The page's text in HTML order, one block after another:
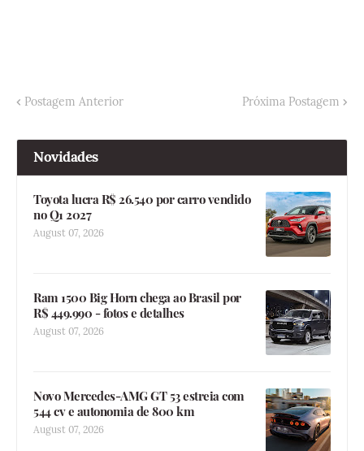
Postagem Anterior Próxima Postagem
Novidades
Toyota lucra R$ 26.540 por carro vendido
no Q1 2027
August 07, 2026
Ram 1500 Big Horn chega ao Brasil por
R$ 449.990 - fotos e detalhes
August 07, 2026
Novo Mercedes-AMG GT 53 estreia com
544 cv e autonomia de 800 km
August 07, 2026